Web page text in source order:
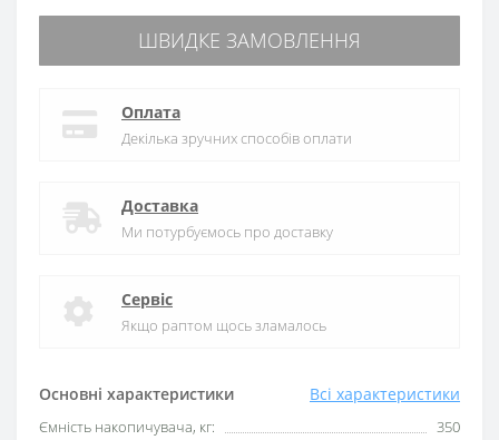
Основні характеристики Всі характеристики
Ємність накопичувача, кг:
350
ШВИДКЕ ЗАМОВЛЕННЯ
Оплата
Декілька зручних способів оплати
Доставка
Ми потурбуємось про доставку
Сервіс
Якщо раптом щось зламалось